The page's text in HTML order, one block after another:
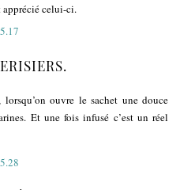
apprécié celui-ci.
ouvre le sachet une douce
Et une fois infusé c’est un réel